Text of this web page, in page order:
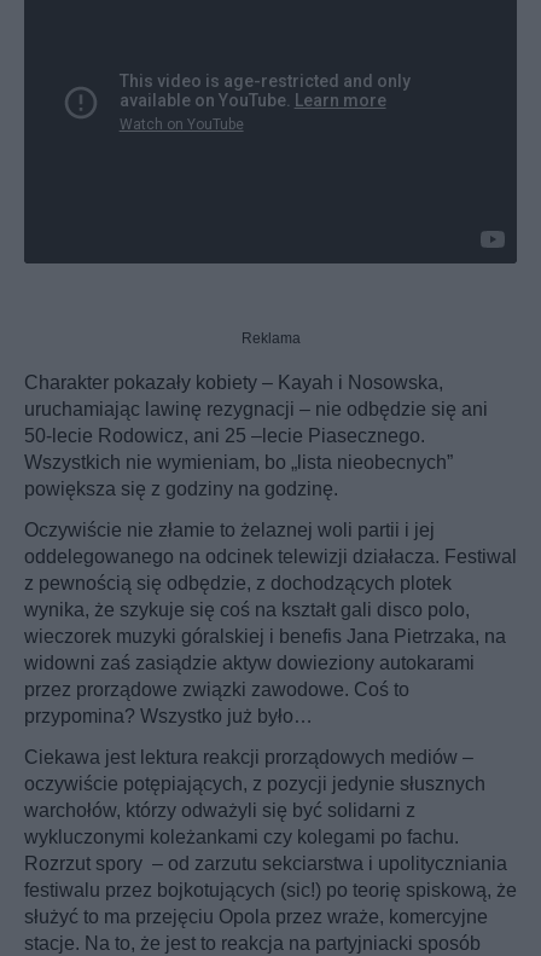
Reklama
Charakter pokazały kobiety – Kayah i Nosowska,
uruchamiając lawinę rezygnacji – nie odbędzie się ani
50-lecie Rodowicz, ani 25 –lecie Piasecznego.
Wszystkich nie wymieniam, bo „lista nieobecnych”
powiększa się z godziny na godzinę.
Oczywiście nie złamie to żelaznej woli partii i jej
oddelegowanego na odcinek telewizji działacza. Festiwal
z pewnością się odbędzie, z dochodzących plotek
wynika, że szykuje się coś na kształt gali disco polo,
wieczorek muzyki góralskiej i benefis Jana Pietrzaka, na
widowni zaś zasiądzie aktyw dowieziony autokarami
przez prorządowe związki zawodowe. Coś to
przypomina? Wszystko już było…
Ciekawa jest lektura reakcji prorządowych mediów –
oczywiście potępiających, z pozycji jedynie słusznych
warchołów, którzy odważyli się być solidarni z
wykluczonymi koleżankami czy kolegami po fachu.
Rozrzut spory – od zarzutu sekciarstwa i upolityczniania
festiwalu przez bojkotujących (sic!) po teorię spiskową, że
służyć to ma przejęciu Opola przez wraże, komercyjne
stacje. Na to, że jest to reakcja na partyjniacki sposób